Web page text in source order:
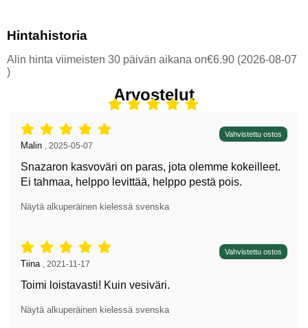
Hintahistoria
Alin hinta viimeisten 30 päivän aikana on€6.90 (2026-08-07
)
Arvostelut
Arvostelu: 5 tähdet / 5, Vahvistettu ostos
Arvostelun kirjoittaja:
Malin 2025-05-07
Snazaron kasvoväri on paras, jota olemme kokeilleet.
Ei tahmaa, helppo levittää, helppo pestä pois.
Näytä alkuperäinen kielessä svenska
Arvostelu: 5 tähdet / 5, Vahvistettu ostos
Arvostelun kirjoittaja:
Tiina 2021-11-17
Toimi loistavasti! Kuin vesiväri.
Näytä alkuperäinen kielessä svenska